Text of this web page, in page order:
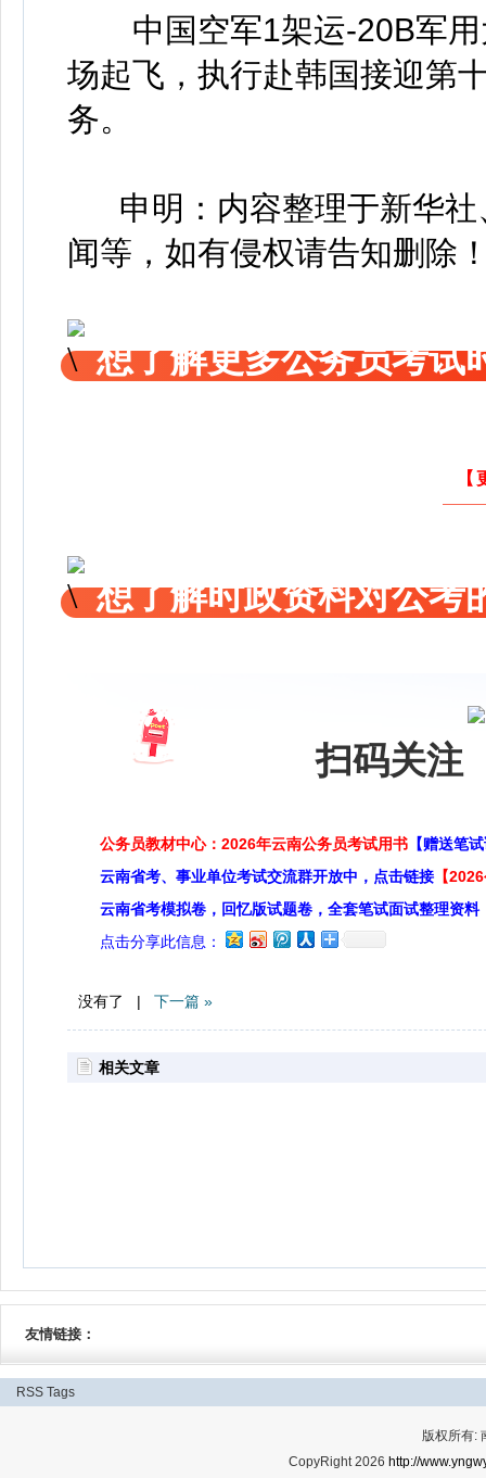
中国空军1架运-20B军
场起飞，执行赴韩国接迎第
务。
申明：内容整理于新华社
闻等，如有侵权请告知删除
想了解更多公务员考试
想了解时政资料对公考
扫码关注
公务员教材中心：2026年云南公务员考试用书 【赠送笔
云南省考、事业单位考试交流群开放中，点击链接 【
云南省考模拟卷，回忆版试题卷，全套笔试面试整理资料
点击分享此信息：
没有了 | 下一篇 »
相关文章
友情链接：
RSS Tags
版权所有:
CopyRight 2026 http://